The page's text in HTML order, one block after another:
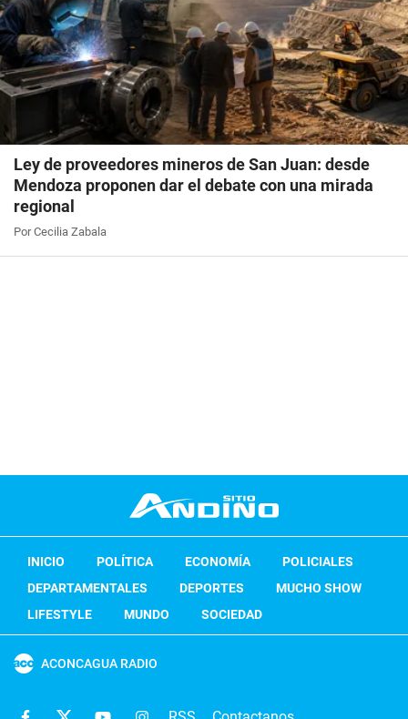
Ley de proveedores mineros de San Juan: desde
Mendoza proponen dar el debate con una mirada
regional
Por Cecilia Zabala
INICIO POLÍTICA ECONOMÍA
POLICIALES
DEPARTAMENTALES
DEPORTES
MUCHO SHOW
LIFESTYLE
MUNDO SOCIEDAD
ACONCAGUA RADIO